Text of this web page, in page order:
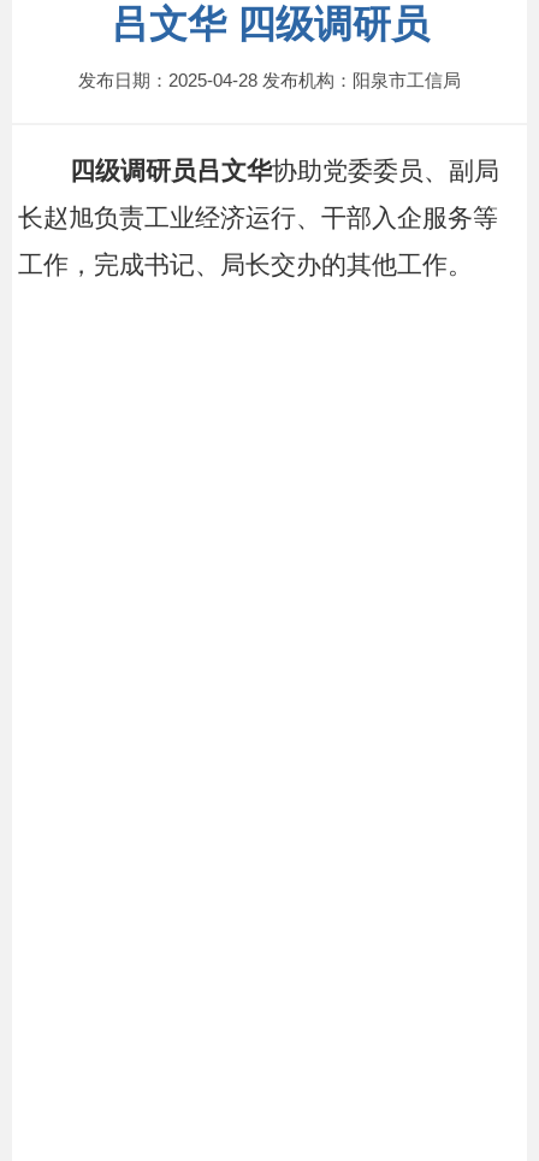
吕文华 四级调研员
发布日期：2025-04-28 发布机构：阳泉市工信局
四级调研员吕文华协助党委委员、副局
长赵旭负责工业经济运行、干部入企服务等
工作，完成书记、局长交办的其他工作。